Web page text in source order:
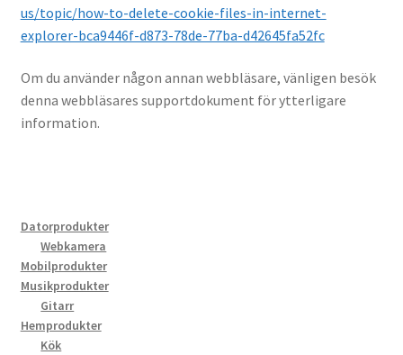
us/topic/how-to-delete-cookie-files-in-internet-
explorer-bca9446f-d873-78de-77ba-d42645fa52fc
Om du använder någon annan webbläsare, vänligen besök
denna webbläsares supportdokument för ytterligare
information.
Datorprodukter
Webkamera
Mobilprodukter
Musikprodukter
Gitarr
Hemprodukter
Kök